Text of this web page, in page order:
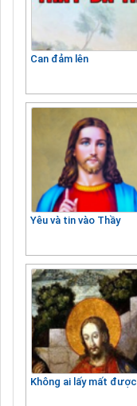
Can đảm lên
Yêu và tin vào Thầy
Không ai lấy mất được